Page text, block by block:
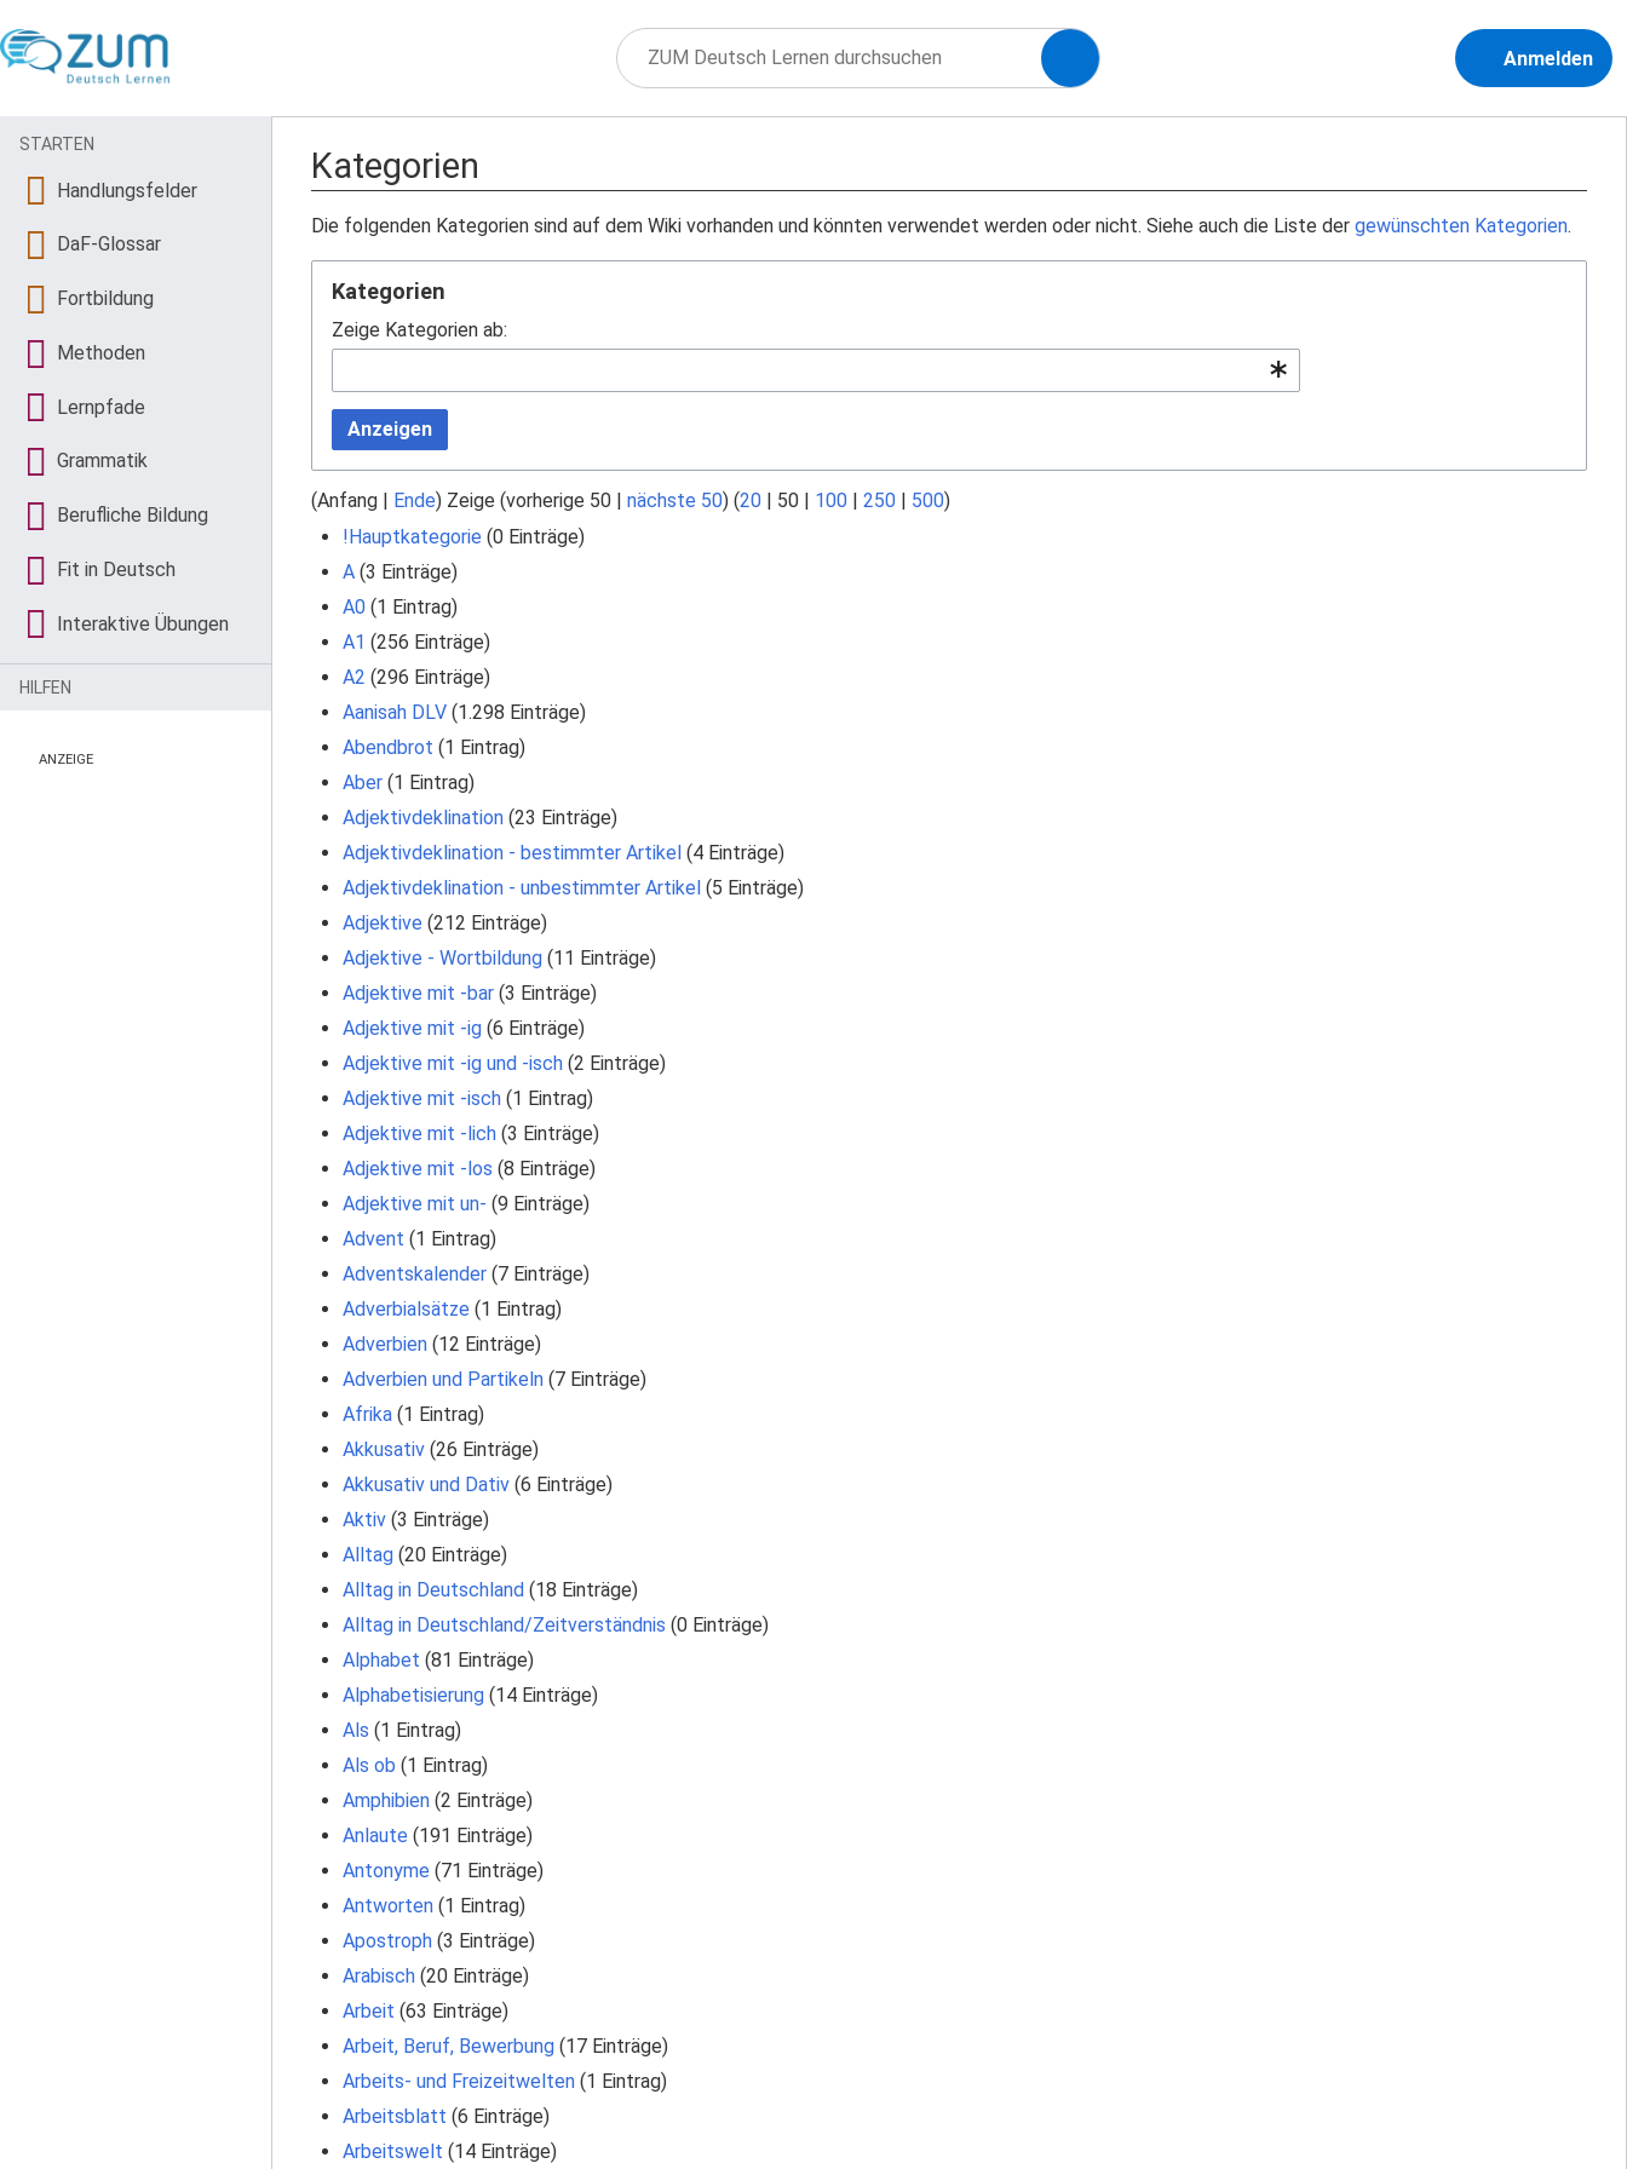
Anmelden
Kategorien
Die folgenden Kategorien sind auf dem Wiki vorhanden und könnten verwendet werden oder nicht. Siehe auch die Liste der gewünschten Kategorien.
Kategorien
Zeige Kategorien ab:
Anzeigen
(Anfang | Ende) Zeige (vorherige 50 | nächste 50) (20 | 50 | 100 | 250 | 500)
!Hauptkategorie ‏‎ (0 Einträge)
A‏‎ (3 Einträge)
A0‏‎ (1 Eintrag)
A1 ‏‎ (256 Einträge)
A2 ‏‎ (296 Einträge)
Aanisah DLV‏‎ (1.298 Einträge)
Abendbrot ‏‎ (1 Eintrag)
Aber‏‎ (1 Eintrag)
Adjektivdeklination‏‎ (23 Einträge)
Adjektivdeklination - bestimmter Artikel‏‎ (4 Einträge)
Adjektivdeklination - unbestimmter Artikel‏‎ (5 Einträge)
Adjektive ‏‎ (212 Einträge)
Adjektive - Wortbildung‏‎ (11 Einträge)
Adjektive mit -bar‏‎ (3 Einträge)
Adjektive mit -ig‏‎ (6 Einträge)
Adjektive mit -ig und -isch‏‎ (2 Einträge)
Adjektive mit -isch‏‎ (1 Eintrag)
Adjektive mit -lich‏‎ (3 Einträge)
Adjektive mit -los ‏‎ (8 Einträge)
Adjektive mit un- ‏‎ (9 Einträge)
Advent ‏‎ (1 Eintrag)
Adventskalender‏‎ (7 Einträge)
Adverbialsätze ‏‎ (1 Eintrag)
Adverbien‏‎ (12 Einträge)
Adverbien und Partikeln‏‎ (7 Einträge)
Afrika‏‎ (1 Eintrag)
Akkusativ‏‎ (26 Einträge)
Akkusativ und Dativ‏‎ (6 Einträge)
Aktiv‏‎ (3 Einträge)
Alltag‏‎ (20 Einträge)
Alltag in Deutschland‏‎ (18 Einträge)
Alltag in Deutschland/Zeitverständnis ‏‎ (0 Einträge)
Alphabet ‏‎ (81 Einträge)
Alphabetisierung‏‎ (14 Einträge)
Als ‏‎ (1 Eintrag)
Als ob ‏‎ (1 Eintrag)
Amphibien‏‎ (2 Einträge)
Anlaute ‏‎ (191 Einträge)
Antonyme ‏‎ (71 Einträge)
Antworten‏‎ (1 Eintrag)
Apostroph‏‎ (3 Einträge)
Arabisch‏‎ (20 Einträge)
Arbeit ‏‎ (63 Einträge)
Arbeit, Beruf, Bewerbung‏‎ (17 Einträge)
Arbeits- und Freizeitwelten‏‎ (1 Eintrag)
Arbeitsblatt ‏‎ (6 Einträge)
Arbeitswelt ‏‎ (14 Einträge)
STARTEN
Handlungsfelder
DaF-Glossar
Fortbildung
Methoden
Lernpfade
Grammatik
Berufliche Bildung
Fit in Deutsch
Interaktive Übungen
HILFEN
ANZEIGE